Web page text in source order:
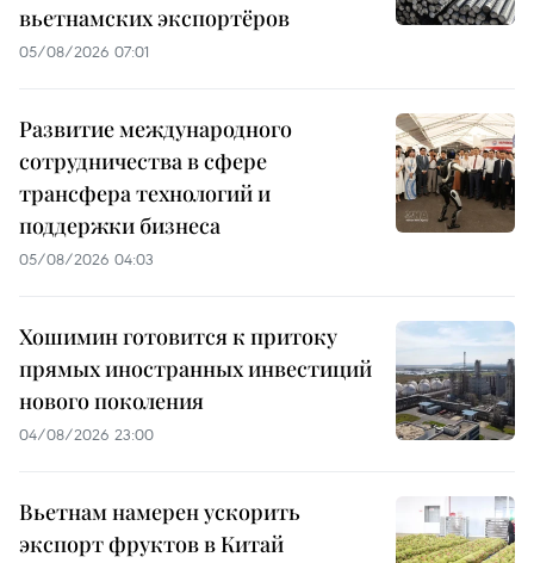
вьетнамских экспортёров
05/08/2026 07:01
Развитие международного
сотрудничества в сфере
трансфера технологий и
поддержки бизнеса
05/08/2026 04:03
Хошимин готовится к притоку
прямых иностранных инвестиций
нового поколения
04/08/2026 23:00
Вьетнам намерен ускорить
экспорт фруктов в Китай